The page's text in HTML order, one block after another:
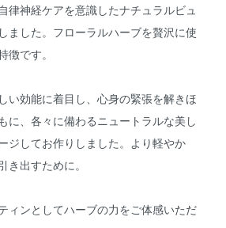
律神経ケアを意識したナチュラルビュ
ました。フローラルハーブを贅沢に使
です。
い効能に着目し、心身の緊張を解きほ
に、各々に備わるニュートラルな美し
ジしてお作りしました。より軽やか
出すために。
ィンとしてハーブの力をご体感いただ